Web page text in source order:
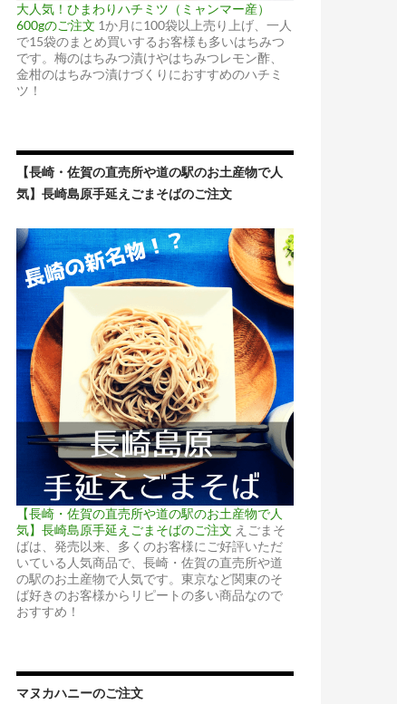
大人気！ひまわりハチミツ（ミャンマー産）
600gのご注文 1か月に100袋以上売り上げ、一人
で15袋のまとめ買いするお客様も多いはちみつ
です。梅のはちみつ漬けやはちみつレモン酢、
金柑のはちみつ漬けづくりにおすすめのハチミ
ツ！
【長崎・佐賀の直売所や道の駅のお土産物で人
気】長崎島原手延えごまそばのご注文
【長崎・佐賀の直売所や道の駅のお土産物で人
気】長崎島原手延えごまそばのご注文 えごまそ
ばは、発売以来、多くのお客様にご好評いただ
いている人気商品で、長崎・佐賀の直売所や道
の駅のお土産物で人気です。東京など関東のそ
ば好きのお客様からリピートの多い商品なので
おすすめ！
マヌカハニーのご注文